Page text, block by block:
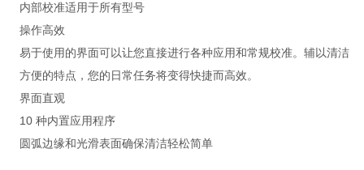
内部校准适用于所有型号
操作高效
易于使用的界面可以让您直接进行各种应用和常规校准。辅以清洁
方便的特点，您的日常任务将变得快捷而高效。
界面直观
10 种内置应用程序
圆弧边缘和光滑表面确保清洁轻松简单